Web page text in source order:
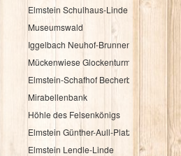
Elmstein Schulhaus-Linde
Museumswald
Iggelbach Neuhof-Brunnen
Mückenwiese Glockenturm
Elmstein-Schafhof Becherbaum
Mirabellenbank
Höhle des Felsenkönigs
Elmstein Günther-Aull-Platz
Elmstein Lendle-Linde